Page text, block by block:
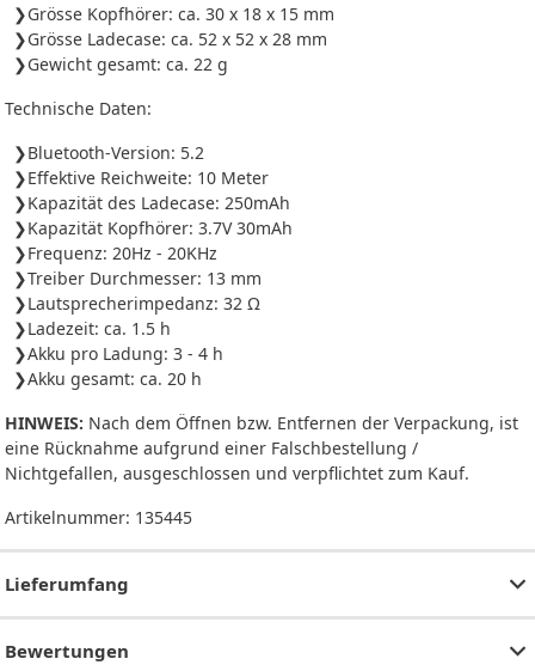
Grösse Kopfhörer: ca. 30 x 18 x 15 mm
Grösse Ladecase: ca. 52 x 52 x 28 mm
Gewicht gesamt: ca. 22 g
Technische Daten:
Bluetooth-Version: 5.2
Effektive Reichweite: 10 Meter
Kapazität des Ladecase: 250mAh
Kapazität Kopfhörer: 3.7V 30mAh
Frequenz: 20Hz - 20KHz
Treiber Durchmesser: 13 mm
Lautsprecherimpedanz: 32 Ω
Ladezeit: ca. 1.5 h
Akku pro Ladung: 3 - 4 h
Akku gesamt: ca. 20 h
HINWEIS: Nach dem Öffnen bzw. Entfernen der Verpackung, ist
eine Rücknahme aufgrund einer Falschbestellung /
Nichtgefallen, ausgeschlossen und verpflichtet zum Kauf.
Artikelnummer: 135445
Lieferumfang
Bewertungen